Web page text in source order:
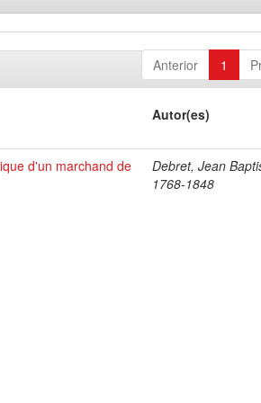
Anterior 1
Autor(es)
d'un marchand de
Debret, Jean
1768-1848